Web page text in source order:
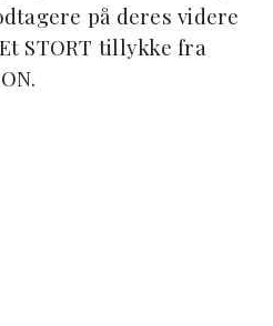
på deres videre
STORT tillykke fra